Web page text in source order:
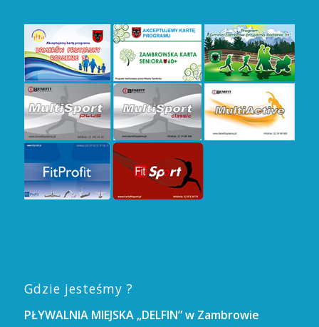
Gdzie jesteśmy ?
PŁYWALNIA MIEJSKA „DELFIN” w Zambrowie